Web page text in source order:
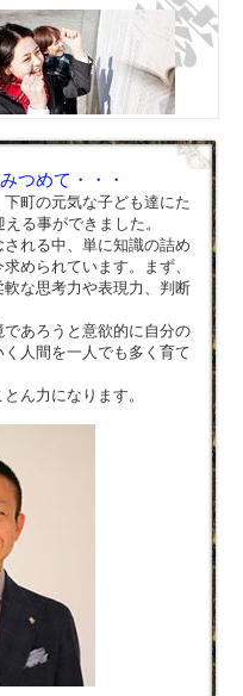
つめて・・・
町の元気な子ども達にた
る事ができました。
れる中、単に知識の詰め
められています。まず、
な思考力や表現力、判断
あろうと意欲的に自分の
人間を一人でも多く育て
ん力になります。